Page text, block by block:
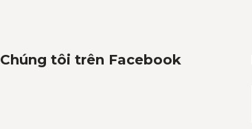
Chúng tôi trên Facebook